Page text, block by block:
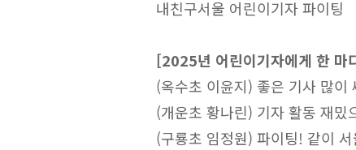
내친구서울 어린이기자 파이팅
[2025년 어린이기자에게 한 마
(옥수초 이윤지) 좋은 기사 많이
(개운초 황나린) 기자 활동 재
(구룡초 임정원) 파이팅! 같이